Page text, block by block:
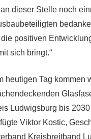
dieser Stelle noch
die positiven
sich bringt.“
heutigen Tag kommen
Ludwigsburg bis
fügte Viktor Kostic,
Kreisbreitband